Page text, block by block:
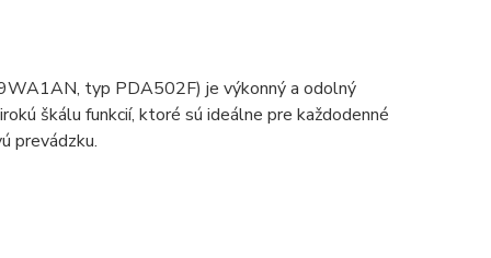
typ PDA502F) je výkonný a odolný
škálu funkcií, ktoré sú ideálne pre každodenné
prevádzku.